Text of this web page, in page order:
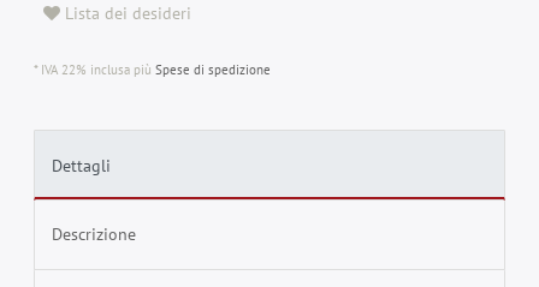
Lista dei desideri
* IVA 22% inclusa più Spese di spedizione
Dettagli
Descrizione